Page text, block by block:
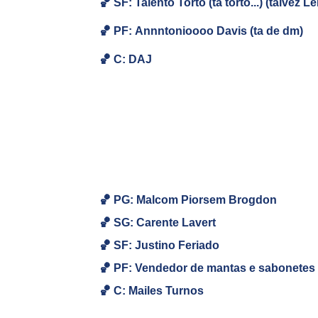
🏀 SF: Talento Torto (ta torto...) (talvez
🏀 PF: Annntonioooo Davis (ta de dm)
🏀 C: DAJ
🏀 PG: Malcom Piorsem Brogdon
🏀 SG: Carente Lavert
🏀 SF: Justino Feriado
🏀 PF: Vendedor de mantas e sabonetes
🏀 C: Mailes Turnos